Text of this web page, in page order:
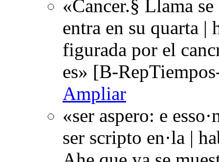
«Cancer.§ Llama
entra en su quarta |
figurada por el
es» [B-
Ampliar
«ser aspero: e
ser scripto en·la |